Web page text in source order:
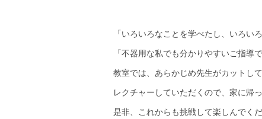
「いろいろなことを学べたし、いろい
「不器用な私でも分かりやすいご指導
教室では、あらかじめ先生がカットし
レクチャーしていただくので、家に帰
是非、これからも挑戦して楽しんでく